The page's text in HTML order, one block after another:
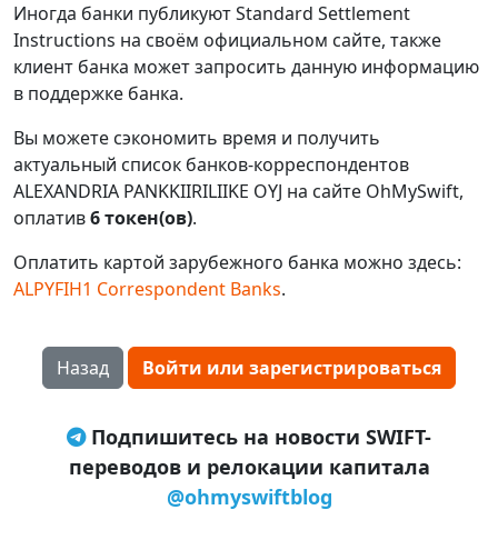
Иногда банки публикуют Standard Settlement
Instructions на своём официальном сайте, также
клиент банка может запросить данную информацию
в поддержке банка.
Вы можете сэкономить время и получить
актуальный список банков-корреспондентов
ALEXANDRIA PANKKIIRILIIKE OYJ на сайте OhMySwift,
оплатив6 токен(ов).
Оплатить картой зарубежного банка можно здесь:
ALPYFIH1 Correspondent Banks.
Назад Войти или зарегистрироваться
Подпишитесь на новости SWIFT-
переводов и релокации капитала
@ohmyswiftblog